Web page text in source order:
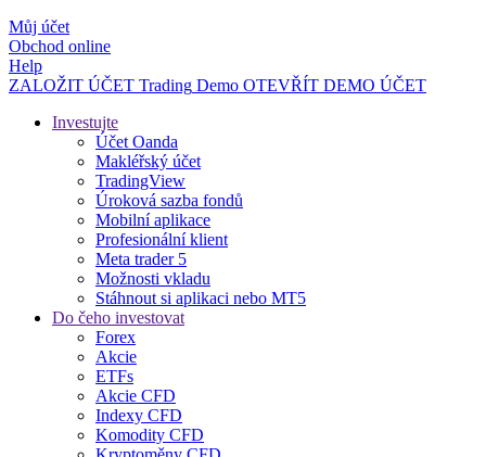
Můj účet
Obchod online
Help
ZALOŽIT ÚČET Trading Demo OTEVŘÍT DEMO ÚČET
Investujte
Účet Oanda
Makléřský účet
TradingView
Úroková sazba fondů
Mobilní aplikace
Profesionální klient
Meta trader 5
Možnosti vkladu
Stáhnout si aplikaci nebo MT5
Do čeho investovat
Forex
Akcie
ETFs
Akcie CFD
Indexy CFD
Komodity CFD